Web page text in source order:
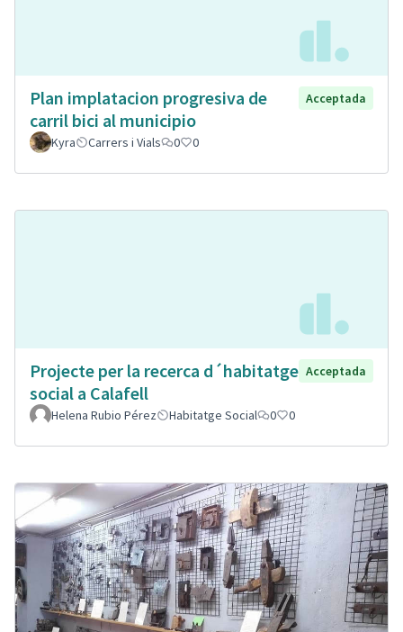
Plan implatacion progresiva de
carril bici al municipio
Acceptada
Kyra Carrers i Vials 0 0
Projecte per la recerca d´habitatge
social a Calafell
Acceptada
Helena Rubio Pérez Habitatge Social 0 0